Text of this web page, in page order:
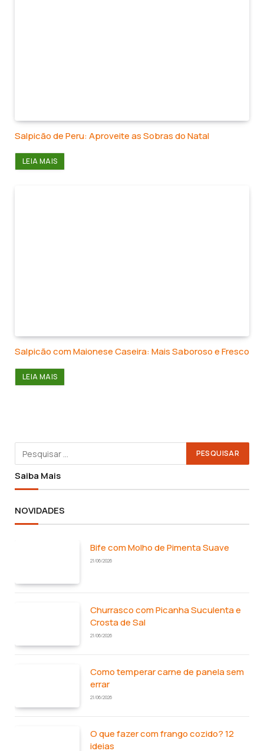
Salpicão de Peru: Aproveite as Sobras do Natal
LEIA MAIS
Salpicão com Maionese Caseira: Mais Saboroso e Fresco
LEIA MAIS
Saiba Mais
NOVIDADES
Bife com Molho de Pimenta Suave
21/06/2026
Churrasco com Picanha Suculenta e
Crosta de Sal
21/06/2026
Como temperar carne de panela sem
errar
21/06/2026
O que fazer com frango cozido? 12
ideias